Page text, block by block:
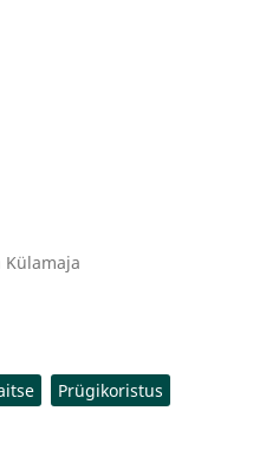
Külamaja
Prügikoristus